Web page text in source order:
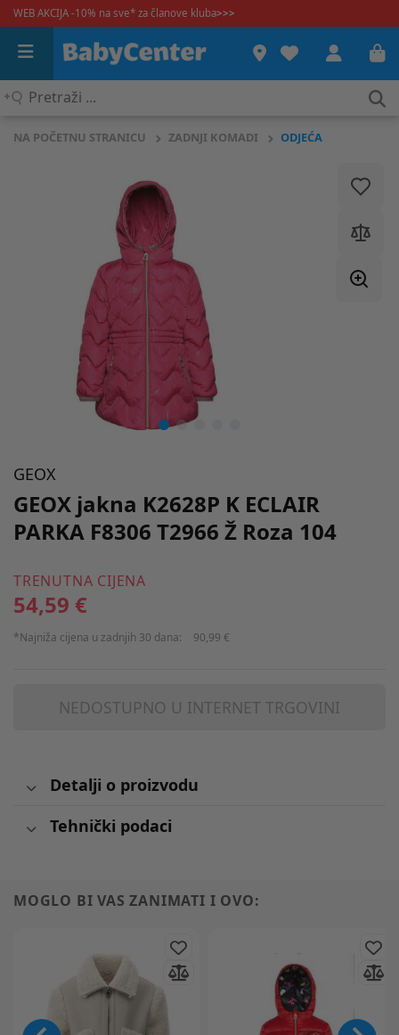
WEB AKCIJA -10% na sve* za članove kluba>>>
Pretraži
NA POČETNU STRANICU ZADNJI KOMADI ODJEĆA
GEOX
GEOX jakna K2628P K ECLAIR
PARKA F8306 T2966 Ž Roza 104
TRENUTNA CIJENA
54,59 €
*Najniža cijena u zadnjih 30 dana: 90,99 €
NEDOSTUPNO U INTERNET TRGOVINI
Detalji o proizvodu
Tehnički podaci
MOGLO BI VAS ZANIMATI I OVO: